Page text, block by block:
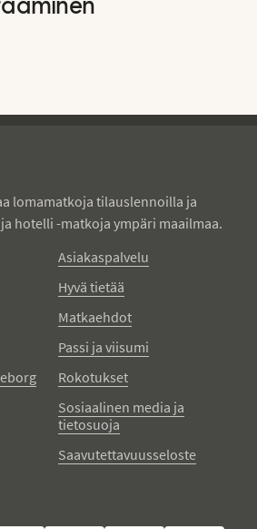
lomamatkoja tilauslennoilla ja
hotelli -matkoja ympäri maailmaa.
Asiakaspalvelu
Hyvä tietää
Matkaehdot
Passi ja viisumi
Rokotukset
Sosiaalinen media ja
tietosuoja
Saavutettavuusseloste